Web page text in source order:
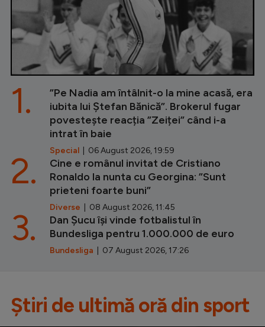
”Pe Nadia am întâlnit-o la mine acasă, era
iubita lui Ștefan Bănică”. Brokerul fugar
povestește reacția ”Zeiței” când i-a
intrat în baie
Special | 06 August 2026, 19:59
1.
Cine e românul invitat de Cristiano
Ronaldo la nunta cu Georgina: ”Sunt
prieteni foarte buni”
Diverse | 08 August 2026, 11:45
2.
Dan Șucu își vinde fotbalistul în
Bundesliga pentru 1.000.000 de euro
Bundesliga | 07 August 2026, 17:26
3.
Știri de ultimă oră din sport